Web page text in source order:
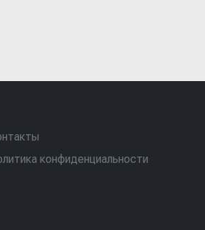
конфиденциальности